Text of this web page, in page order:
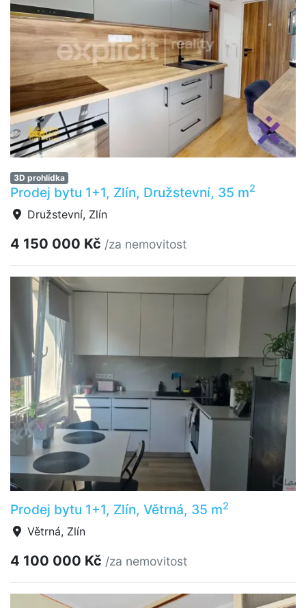
3D prohlídka
Prodej bytu 1+1, Zlín, Družstevní, 35 m2
Družstevní, Zlín
4 150 000 Kč /za nemovitost
Prodej bytu 1+1, Zlín, Větrná, 35 m2
Větrná, Zlín
4 100 000 Kč /za nemovitost